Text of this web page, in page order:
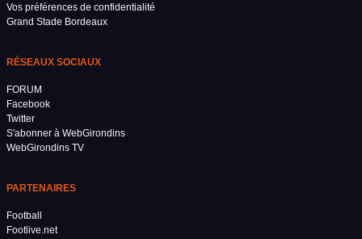
Vos préférences de confidentialité
Grand Stade Bordeaux
RÉSEAUX SOCIAUX
FORUM
Facebook
Twitter
S'abonner à WebGirondins
WebGirondins TV
PARTENAIRES
Football
Footlive.net